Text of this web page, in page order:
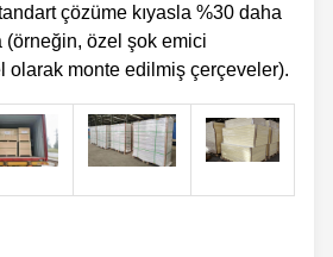
çözüme kıyasla %30 daha
(örneğin, özel şok emici
olarak monte edilmiş çerçeveler).